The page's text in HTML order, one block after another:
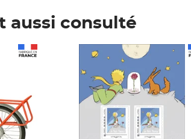
aussi consulté
Prix 7,50€